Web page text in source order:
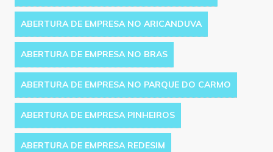
ABERTURA DE EMPRESA NO ARICANDUVA
ABERTURA DE EMPRESA NO BRAS
ABERTURA DE EMPRESA NO PARQUE DO CARMO
ABERTURA DE EMPRESA PINHEIROS
ABERTURA DE EMPRESA REDESIM